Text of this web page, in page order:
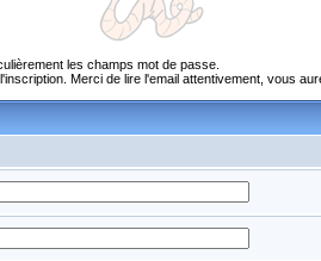
les champs mot de passe.
Merci de lire l'email attentivement, vous